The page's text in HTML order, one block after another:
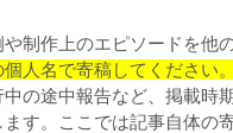
制作上のエピソードを他
人名で寄稿してください
の途中報告など、掲載時
す。ここでは記事自体の